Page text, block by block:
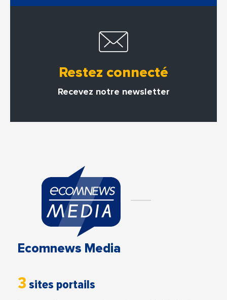
Restez connecté
Recevez notre newsletter
Ecomnews Media
3 sites portails